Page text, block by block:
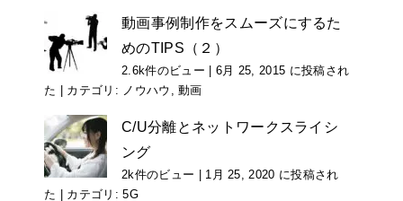
動画事例制作をスムーズにするた
めのTIPS（２）
2.6k件のビュー | 6月 25, 2015 に投稿され
た | カテゴリ: ノウハウ ,動画
C/U分離とネットワークスライシ
ング
2k件のビュー | 1月 25, 2020 に投稿され
た | カテゴリ:5G